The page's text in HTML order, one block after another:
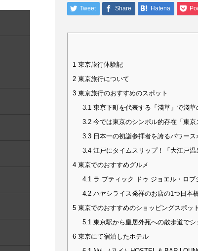
Tweet Share Hatena
1 東京旅行体験記
2 東京旅行について
3 東京旅行のおすすめのスポット
3.1東京下町を代表する「淺草」で淺草
3.2今では東京のシンボル的存在「東京
3.3日本一の初詣参拝者を誇るパワース
3.4江戸にタイムスリップ！「大江戸温
4 東京でのおすすめグルメ
4.1ラ ブティック ドゥ ジョエル・ロブ
4.2ハヤシライス発祥のお店の1つ日本
5 東京でのおすすめのショッピングスポット
5.1東京駅から皇居外苑への散歩道でシ
6 東京にて宿泊したホテル